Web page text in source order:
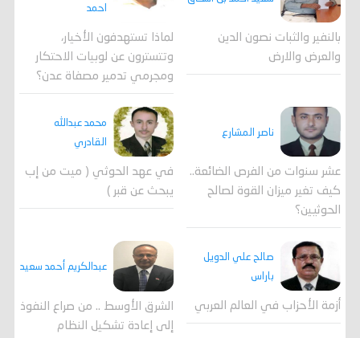
بالنفير والثبات نصون الدين
والعرض والارض
احمد
لماذا تستهدفون الأخيار،
وتتسترون عن لوبيات الاحتكار
ومجرمي تدمير مصفاة عدن؟
ناصر المشارع
عشر سنوات من الفرص الضائعة..
كيف تغير ميزان القوة لصالح
الحوثيين؟
محمد عبدالله
القادري
في عهد الحوثي ( ميت من إب
يبحث عن قبر )
صالح علي الدويل
باراس
أزمة الأحزاب في العالم العربي
عبدالكريم أحمد سعيد
الشرق الأوسط .. من صراع النفوذ
إلى إعادة تشكيل النظام